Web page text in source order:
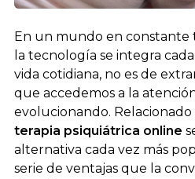
En un mundo en constante
la tecnología se integra
vida cotidiana, no es de
que accedemos a la
evolucionando.
terapia psiquiátrica online
alternativa cada vez más
serie de ventajas que la